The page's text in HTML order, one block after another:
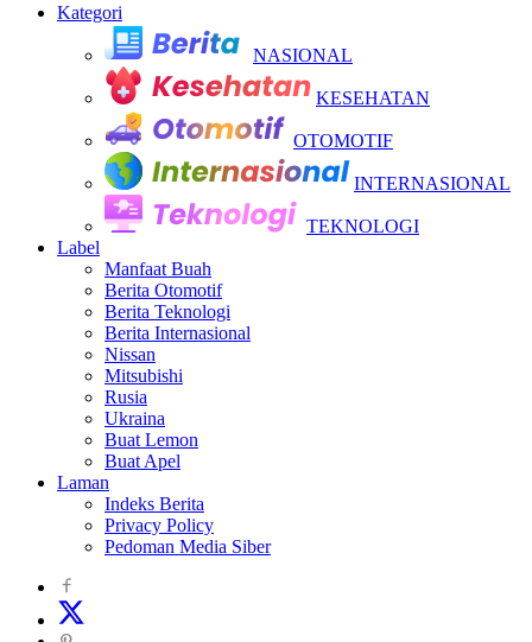
Kategori
NASIONAL
KESEHATAN
OTOMOTIF
INTERNASIONAL
TEKNOLOGI
Label
Manfaat Buah
Berita Otomotif
Berita Teknologi
Berita Internasional
Nissan
Mitsubishi
Rusia
Ukraina
Buat Lemon
Buat Apel
Laman
Indeks Berita
Privacy Policy
Pedoman Media Siber